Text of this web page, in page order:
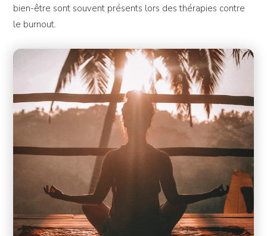
bien-être sont souvent présents lors des thérapies contre
le burnout.